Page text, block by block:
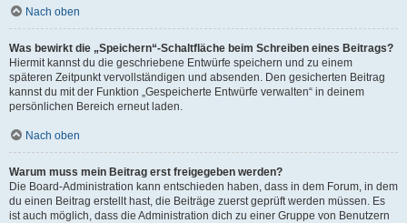
Nach oben
Was bewirkt die „Speichern“-Schaltfläche beim Schreiben eines Beitrags?
Hiermit kannst du die geschriebene Entwürfe speichern und zu einem
späteren Zeitpunkt vervollständigen und absenden. Den gesicherten Beitrag
kannst du mit der Funktion „Gespeicherte Entwürfe verwalten“ in deinem
persönlichen Bereich erneut laden.
Nach oben
Warum muss mein Beitrag erst freigegeben werden?
Die Board-Administration kann entschieden haben, dass in dem Forum, in dem
du einen Beitrag erstellt hast, die Beiträge zuerst geprüft werden müssen. Es
ist auch möglich, dass die Administration dich zu einer Gruppe von Benutzern